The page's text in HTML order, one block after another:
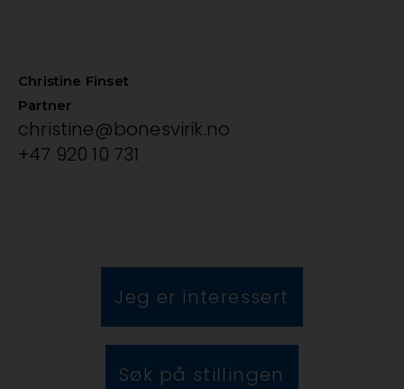
Christine Finset
Partner
christine@bonesvirik.no
+47 920 10 731
Jeg er interessert
Søk på stillingen